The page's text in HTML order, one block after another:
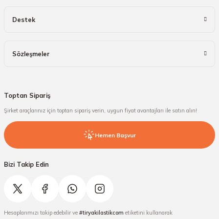
Destek
Sözleşmeler
Toptan Sipariş
Şirket araçlarınız için toptan sipariş verin, uygun fiyat avantajları ile satın alın!
Hemen Başvur
Bizi Takip Edin
Hesaplarımızı takip edebilir ve #tiryakilastikcom etiketini kullanarak